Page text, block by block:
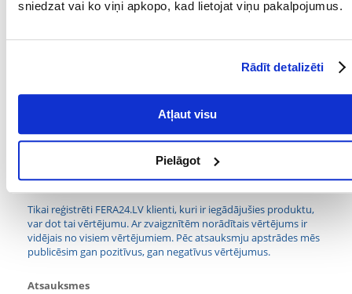
sniedzat vai ko viņi apkopo, kad lietojat viņu pakalpojumus.
Rādīt detalizēti
Atļaut visu
Pielāgot
Parametri
Kādi ir produktu vērtēšanas noteikumi?
Tikai reģistrēti FERA24.LV klienti, kuri ir iegādājušies produktu,
var dot tai vērtējumu. Ar zvaigznītēm norādītais vērtējums ir
vidējais no visiem vērtējumiem. Pēc atsauksmju apstrādes mēs
publicēsim gan pozitīvus, gan negatīvus vērtējumus.
Atsauksmes